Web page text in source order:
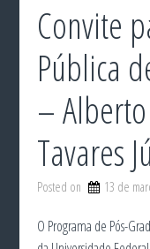
Convite
Pública
–
Tavares
Posted on 13 de
O Programa de Pós-